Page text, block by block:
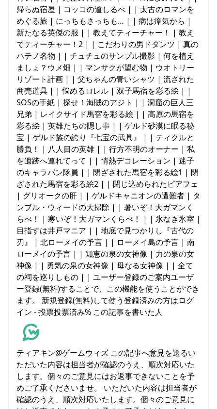
帰らぬ宿屋 | コッコの道しるべ | | 太古のロマンを
めぐる旅 | にっちもさっちも… | | 病は瘴気から |
新たなる英傑の服 | | 教えてティーチャー！ | 教え
てティーチャー！2 | | こだわりの男ドダンツ | 真の
ハテノ名物 | | チュチュのサンプル撮影 | 何を植え
ましょ？ウメ畑 | | マンサクが望む物 | ウオトリー
リゾート計画 | | 父ちゃんの青いシャツ | 流された
商売道具 | | 悩めるロレル | 双子馬宿を彩る絵 | |
SOSの手紙 | 探せ！海賊のアジト | | 洞窟の巨人三
兄弟 | レイクサイド馬宿を彩る絵 | | 高原の馬宿を
彩る絵 | 英雄たちの隠し事 | | ゲルド砂漠に眠る秘
宝 | ゲルド族の誇り『七宝の武具』 | | ティクルと
勝負！ | 八人目の英雄 | | 行方不明のオーナー | 私
を遺跡へ連れてって | | 情熱デコレーション | 迷子
のキャラバン隊員 | | 閉ざされた馬宿を彩る絵1 | 閉
ざされた馬宿を彩る絵2 | | 閉じ込められたピアフェ
| グリオークの肝 | | ゲルドキャニオンの遭難者 | タ
ンブル・ウィードの大掃除 | | 暑いぞ！大ガマンく
らべ！ | 寒いぞ！大ガマンくらべ！ | | 氷なき氷室 |
目指すは井戸マニア | | 地底で見つかりし『古代の
刃』 | 北ローメイの予言 | | ローメイ島の予言 | 南
ローメイの予言 | | 知恵の泉の女神像 | 力の泉の女
神像 | | 勇気の泉の女神像 | 母なる女神像 | | 全て
の祠を巡りしもの | | ユーザー登録のご案内ユーザ
ー登録(無料)することで、この機能を使うことができ
ます。 新規登録(無料)して使う登録済みの方はログ
イン - 投票投票済み% この記事を書いた人
ティアキン@ゲームウィズ この記事へ意見を送るい
ただいた内容は担当者が確認のうえ、順次対応いた
します。個々のご意見にはお返事できないことを予
めご了承くださいませ。 いただいた内容は担当者が
確認のうえ、順次対応いたします。個々のご意見に